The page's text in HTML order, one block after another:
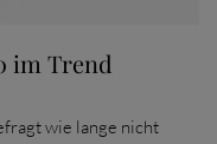
im Trend
wie lange nicht